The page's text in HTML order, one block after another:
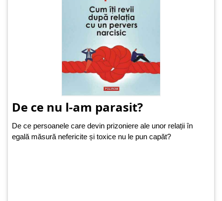
De ce nu l-am parasit?
De ce persoanele care devin prizoniere ale unor relații în
egală măsură nefericite și toxice nu le pun capăt?